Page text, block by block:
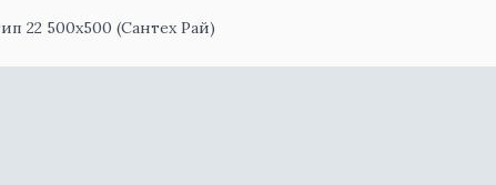
22 500х500 (Сантех Рай)